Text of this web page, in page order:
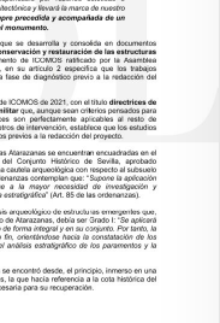
buscar o ESC para salir